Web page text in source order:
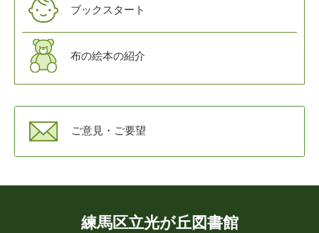
ブックスタート
布の絵本の紹介
ご意見・ご要望
練馬区立光が丘図書館